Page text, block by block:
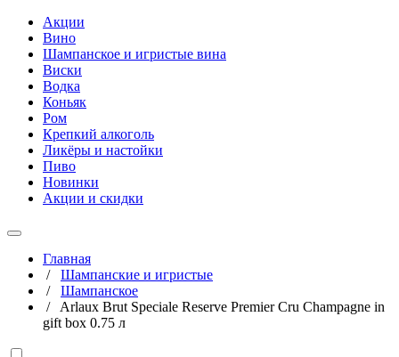
Акции
Вино
Шампанское и игристые вина
Виски
Водка
Коньяк
Ром
Крепкий алкоголь
Ликёры и настойки
Пиво
Новинки
Акции и скидки
Главная
/ Шампанские и игристые
/ Шампанское
/ Arlaux Brut Speciale Reserve Premier Cru Champagne in
gift box 0.75 л